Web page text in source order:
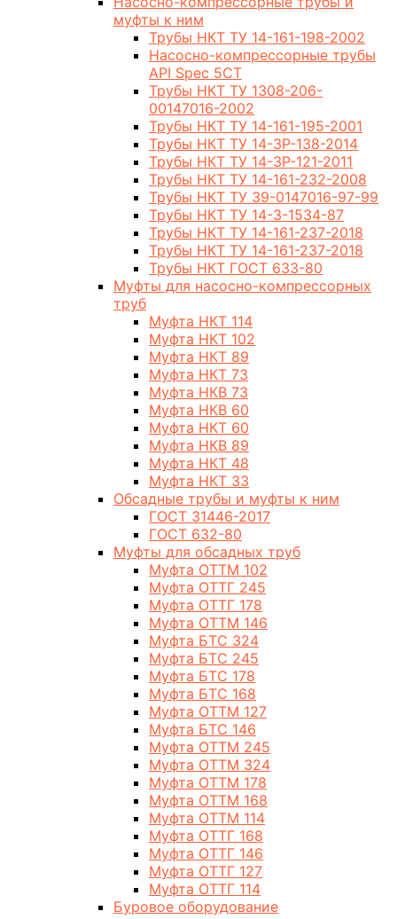
муфты к ним
Трубы НКТ ТУ 14-161-198-2002
Насосно-компрессорные трубы
API Spec 5CT
Трубы НКТ ТУ 1308-206-
00147016-2002
Трубы НКТ ТУ 14-161-195-2001
Трубы НКТ ТУ 14-3Р-138-2014
Трубы НКТ ТУ 14-3Р-121-2011
Трубы НКТ ТУ 14-161-232-2008
Трубы НКТ ТУ 39-0147016-97-99
Трубы НКТ ТУ 14-3-1534-87
Трубы НКТ ТУ 14-161-237-2018
Трубы НКТ ТУ 14-161-237-2018
Трубы НКТ ГОСТ 633-80
Муфты для насосно-компрессорных
труб
Муфта НКТ 114
Муфта НКТ 102
Муфта НКТ 89
Муфта НКТ 73
Муфта НКВ 73
Муфта НКВ 60
Муфта НКТ 60
Муфта НКВ 89
Муфта НКТ 48
Муфта НКТ 33
Обсадные трубы и муфты к ним
ГОСТ 31446-2017
ГОСТ 632-80
Муфты для обсадных труб
Муфта ОТТМ 102
Муфта ОТТГ 245
Муфта ОТТГ 178
Муфта ОТТМ 146
Муфта БТС 324
Муфта БТС 245
Муфта БТС 178
Муфта БТС 168
Муфта ОТТМ 127
Муфта БТС 146
Муфта ОТТМ 245
Муфта ОТТМ 324
Муфта ОТТМ 178
Муфта ОТТМ 168
Муфта ОТТМ 114
Муфта ОТТГ 168
Муфта ОТТГ 146
Муфта ОТТГ 127
Муфта ОТТГ 114
Буровое оборудование